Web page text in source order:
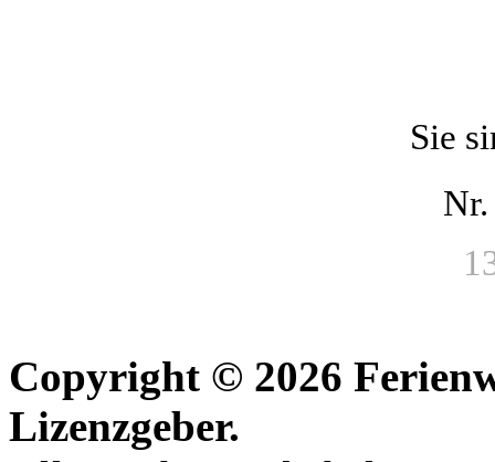
Sie
Copyright © 2026
Lizenzgeber.